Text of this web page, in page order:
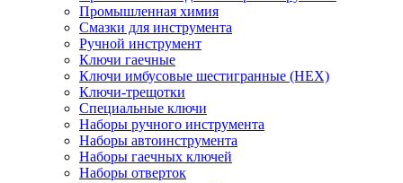
Промышленная химия
Смазки для инструмента
Ручной инструмент
Ключи гаечные
Ключи имбусовые шестигранные (HEX)
Ключи-трещотки
Специальные ключи
Наборы ручного инструмента
Наборы автоинструмента
Наборы гаечных ключей
Наборы отверток